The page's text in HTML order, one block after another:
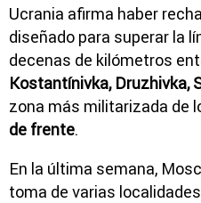
Ucrania afirma haber
diseñado para superar la
decenas de kilómetros
Kostantínivka, Druzhivka,
zona más militarizada de
de frente.
En la última semana,
toma de varias